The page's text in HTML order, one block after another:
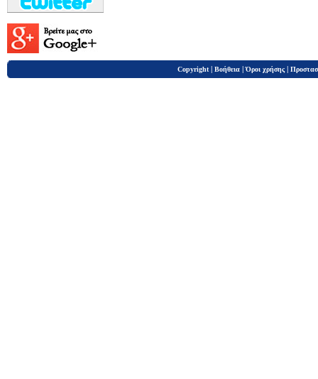
Copyright | Βοήθεια |Όροι χρήσης |